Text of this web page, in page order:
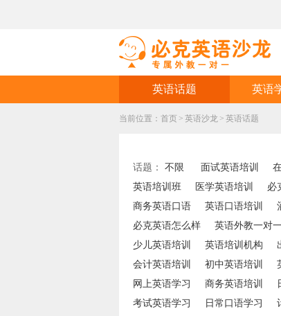
英语话题 英语
当前位置： 首页 > 英语沙龙 > 英语话题
话题： 不限 面试英语培训
英语培训班
医学英语培训 必
商务英语口语
英语口语培训
必克英语怎么样
英语外教一对
少儿英语培训
英语培训机构
会计英语培训
初中英语培训
网上英语学习
商务英语培训
考试英语学习
日常口语学习